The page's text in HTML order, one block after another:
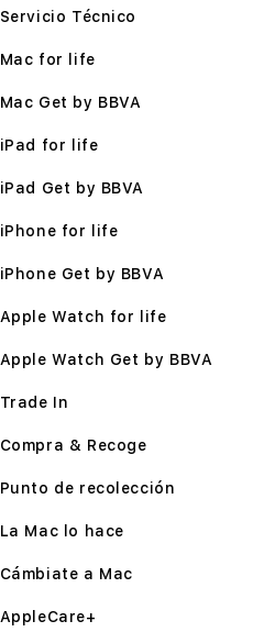
Servicio Técnico
Mac for life
Mac Get by BBVA
iPad for life
iPad Get by BBVA
iPhone for life
iPhone Get by BBVA
Apple Watch for life
Apple Watch Get by BBVA
Trade In
Compra & Recoge
Punto de recolección
La Mac lo hace
Cámbiate a Mac
AppleCare+